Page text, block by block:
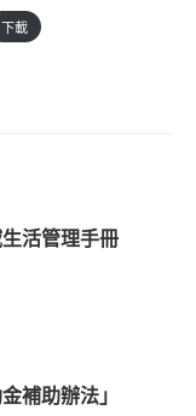
下載
活管理手冊
補助辦法」